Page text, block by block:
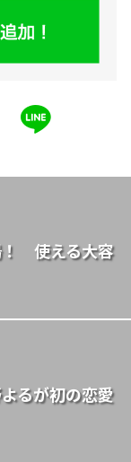
！ 使える大容
るが初の恋愛